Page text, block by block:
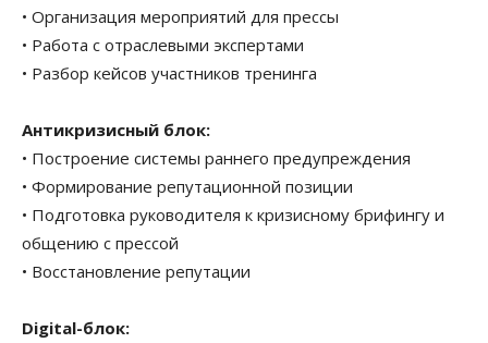
• Организация мероприятий для прессы
• Работа с отраслевыми экспертами
• Разбор кейсов участников тренинга
Антикризисный блок:
• Построение системы раннего предупреждения
• Формирование репутационной позиции
• Подготовка руководителя к кризисному брифингу и
общению с прессой
• Восстановление репутации
Digital-блок: